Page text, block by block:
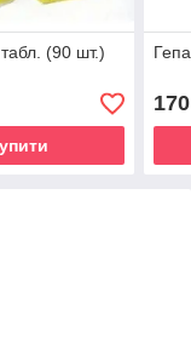
(90 шт.)
170